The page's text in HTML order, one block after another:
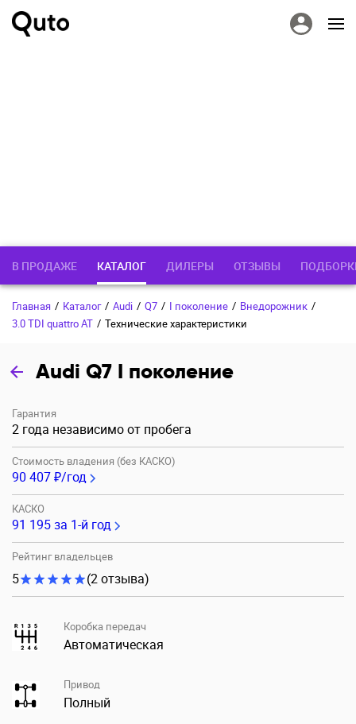
В ПРОДАЖЕ КАТАЛОГ ДИЛЕРЫ ОТЗЫВЫ
Главная / Каталог / Audi / Q7 / I поколение / Внедорожник /
3.0 TDI quattro AT / Технические характеристики
Audi Q7 I поколение
Гарантия
2 года независимо от пробега
Стоимость владения (без КАСКО)
90 407 ₽/год
КАСКО
91 195за 1-й год
Рейтинг владельцев
5 (2 отзыва)
Коробка передач
Автоматическая
Привод
Полный